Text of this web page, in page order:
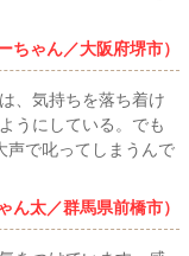
ちゃん／大阪府堺市）
、気持ちを落ち着け
うにしている。でも
声で叱ってしまうんで
ん太／群馬県前橋市）